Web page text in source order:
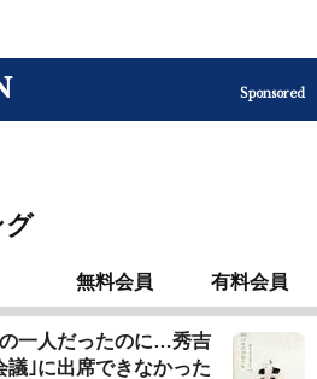
Sponsored
グ
無料会員 有料会員
一人だったのに…秀吉
議｣に出席できなかった